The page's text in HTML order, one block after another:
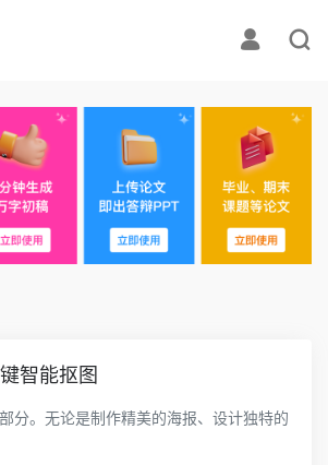
智能抠图
分。无论是制作精美的海报、设计独特的